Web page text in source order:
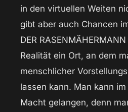
in den virtuellen Weiten
gibt aber auch Chancen
DER
Realität ein Ort, an dem
menschlicher
lassen kann. Man kann
Macht gelangen, denn